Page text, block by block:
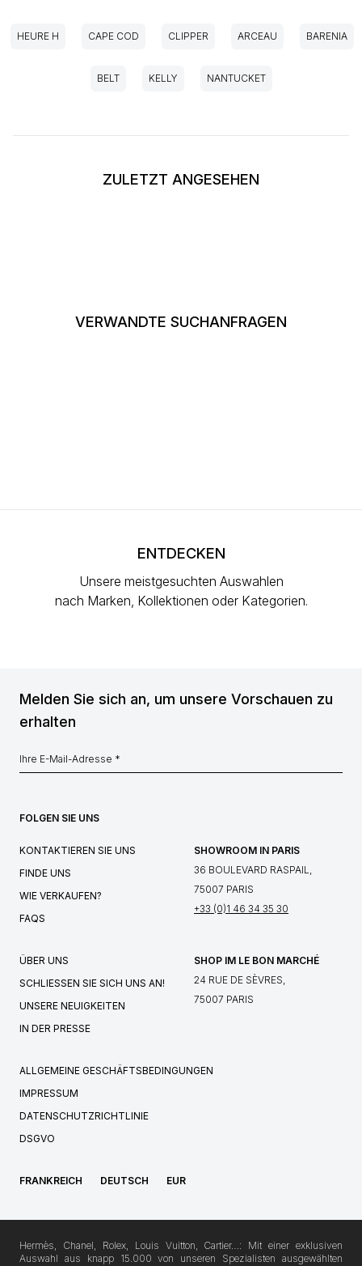
HEURE H CAPE COD CLIPPER ARCEAU BARENIA
BELT KELLY NANTUCKET
ZULETZT ANGESEHEN
VERWANDTE SUCHANFRAGEN
ENTDECKEN
Unsere meistgesuchten Auswahlen
nach Marken, Kollektionen oder Kategorien.
Melden Sie sich an, um unsere Vorschauen zu
erhalten
FOLGEN SIE UNS
KONTAKTIEREN SIE UNS
FINDE UNS
WIE VERKAUFEN?
FAQS
SHOWROOM IN PARIS
36 BOULEVARD RASPAIL,
75007 PARIS
+33 (0)1 46 34 35 30
ÜBER UNS
SCHLIESSEN SIE SICH UNS AN!
UNSERE NEUIGKEITEN
IN DER PRESSE
SHOP IM LE BON MARCHÉ
24 RUE DE SÈVRES,
75007 PARIS
ALLGEMEINE GESCHÄFTSBEDINGUNGEN
IMPRESSUM
DATENSCHUTZRICHTLINIE
DSGVO
FRANKREICH DEUTSCH EUR
Hermès, Chanel, Rolex, Louis Vuitton, Cartier…: Mit einer exklusiven
Auswahl aus knapp 15.000 von unseren Spezialisten ausgewählten